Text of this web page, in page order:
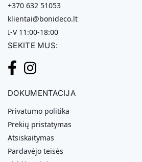
+370 632 51053
klientai@bonideco.lt
I-V 11:00-18:00
SEKITE MUS:
DOKUMENTACIJA
Privatumo politika
Prekių pristatymas
Atsiskaitymas
Pardavėjo teisės